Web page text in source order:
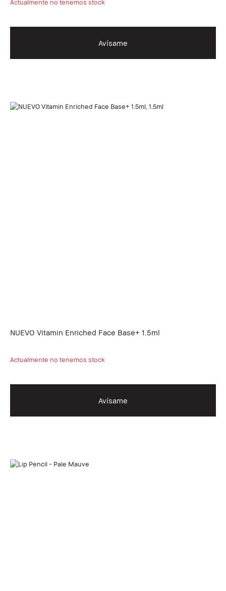
Actualmente no tenemos stock
Avísame
NUEVO Vitamin Enriched Face Base+ 1.5ml
Actualmente no tenemos stock
Avísame